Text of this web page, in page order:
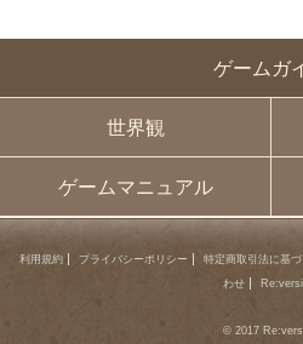
ゲームガ
世界観
ゲームマニュアル
利用規約 プライバシーポリシー 特定商取引法に基
わせ
© 2017